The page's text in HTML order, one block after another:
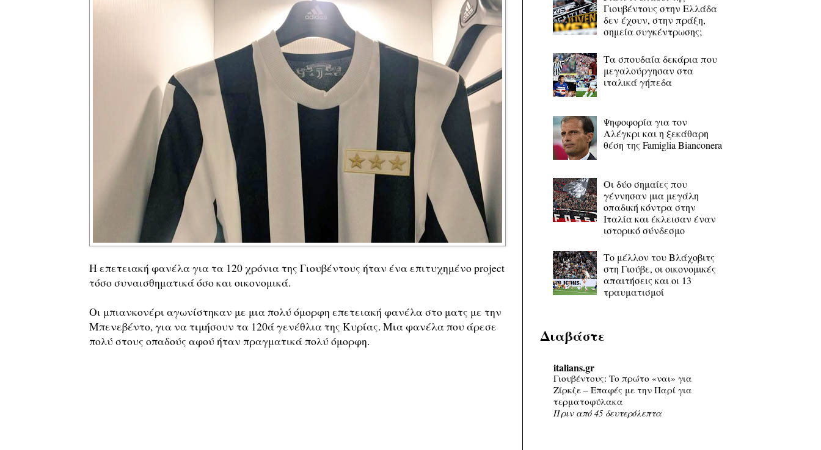
Η επετειακή φανέλα για τα 120 χρόνια της Γιουβέντους ήταν ένα επιτυχημένο project
τόσο συναισθηματικά όσο και οικονομικά.
Οι μπιανκονέρι αγωνίστηκαν με μια πολύ όμορφη επετειακή φανέλα στο ματς με την
Μπενεβέντο, για να τιμήσουν τα 120ά γενέθλια της Κυρίας. Μια φανέλα που άρεσε
πολύ στους οπαδούς αφού ήταν πραγματικά πολύ όμορφη.
Γιουβέντους στην Ελλάδα
δεν έχουν, στην πράξη,
σημεία συγκέντρωσης;
Τα σπουδαία δεκάρια που
μεγαλούργησαν στα
ιταλικά γήπεδα
Ψηφοφορία για τον
Αλέγκρι και η ξεκάθαρη
θέση της Famiglia Bianconera
Οι δύο σημαίες που
γέννησαν μια μεγάλη
οπαδική κόντρα στην
Ιταλία και έκλεισαν έναν
ιστορικό σύνδεσμο
Το μέλλον του Βλάχοβιτς
στη Γιούβε, οι οικονομικές
απαιτήσεις και οι 13
τραυματισμοί
Διαβάστε
italians.gr
Γιουβέντους: Το πρώτο «ναι» για
Ζίρκζε – Επαφές με την Παρί για
τερματοφύλακα
Πριν από 45 δευτερόλεπτα